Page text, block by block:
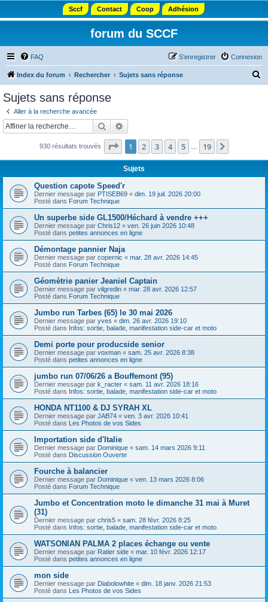
Sccf Contact Coop Adhésion
forum du SCCF
FAQ Connexion
S’enregistrer
Index du forum Rechercher Sujets sans réponse
c
Sujets sans réponse
Aller à la recherche avancée
Rechercher
930 résultats trouvés Page 1sur19
1 2 3 4 5 19
Sujets
Question capote Speed'r
Dernier message par PTISEB69 « dim. 19 juil. 2026 20:00
Posté dans Forum Technique
Un superbe side GL1500/Héchard à vendre +++
Dernier message par Chris12 « ven. 26 juin 2026 10:48
Posté dans petites annonces en ligne
Démontage pannier Naja
Dernier message par copernic « mar. 28 avr. 2026 14:45
Posté dans Forum Technique
Géomètrie panier Jeaniel Captain
Dernier message par vilgredin « mar. 28 avr. 2026 12:57
Posté dans Forum Technique
Jumbo run Tarbes (65) le 30 mai 2026
Dernier message par yves « dim. 26 avr. 2026 19:10
Posté dans Infos: sortie, balade, manifestation side-car et moto
Demi porte pour producside senior
Dernier message par voxman « sam. 25 avr. 2026 8:38
Posté dans petites annonces en ligne
jumbo run 07/06/26 a Bouffemont (95)
Dernier message par k_racter « sam. 11 avr. 2026 18:16
Posté dans Infos: sortie, balade, manifestation side-car et moto
HONDA NT1100 & DJ SYRAH XL
Dernier message par JAB74 « ven. 3 avr. 2026 10:41
Posté dans Les Photos de vos Sides
Importation side d'Italie
Dernier message par Dominique « sam. 14 mars 2026 9:11
Posté dans Discussion Ouverte
Fourche à balancier
Dernier message par Dominique « ven. 13 mars 2026 8:06
Posté dans Forum Technique
Jumbo et Concentration moto le dimanche 31 mai à Muret
(31)
Dernier message par chris5 « sam. 28 févr. 2026 8:25
Posté dans Infos: sortie, balade, manifestation side-car et moto
WATSONIAN PALMA 2 places échange ou vente
Dernier message par Ratier side « mar. 10 févr. 2026 12:17
Posté dans petites annonces en ligne
mon side
Dernier message par Diabolowhite « dim. 18 janv. 2026 21:53
Posté dans Les Photos de vos Sides